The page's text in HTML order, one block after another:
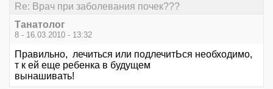
Re: Врач при заболевания почек???
Танатолог
8 - 16.03.2010 - 13:32
Правильно, лечиться или подлечитЬся необходимо,
т к ей еще ребенка в будущем
вынашивать!